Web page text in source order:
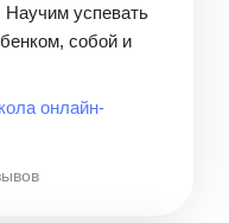
Научим успевать
собой и
онлайн-